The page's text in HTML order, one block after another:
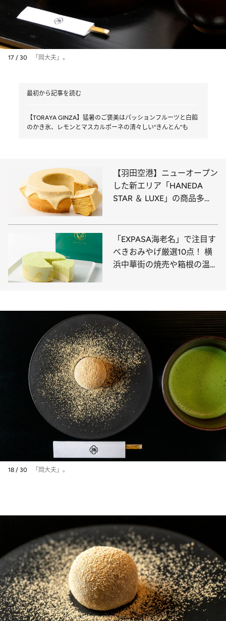
17 / 30 「岡大夫」。
最初から記事を読む
【TORAYA GINZA】猛暑のご褒美はパッションフルーツと白餡
のかき氷、レモンとマスカルポーネの清々しい“きんとん”も
【羽田空港】ニューオープン
した新エリア「HANEDA
STAR ＆ LUXE」の商品多
トーショコラ、大人向けバー
ムクーヘンなど限定スイーツ
10選
「EXPASA海老名」で注目す
べきおみやげ厳選10点！ 横
浜中華街の焼売や箱根の温泉
18 / 30 「岡大夫」。